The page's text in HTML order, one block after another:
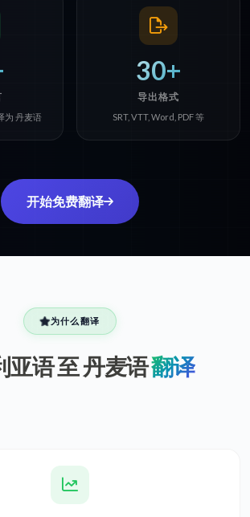
为 丹麦语
30+
导出格式
SRT, VTT, Word, PDF 等
开始免费翻译
为什么翻译
亚语 至 丹麦语翻译